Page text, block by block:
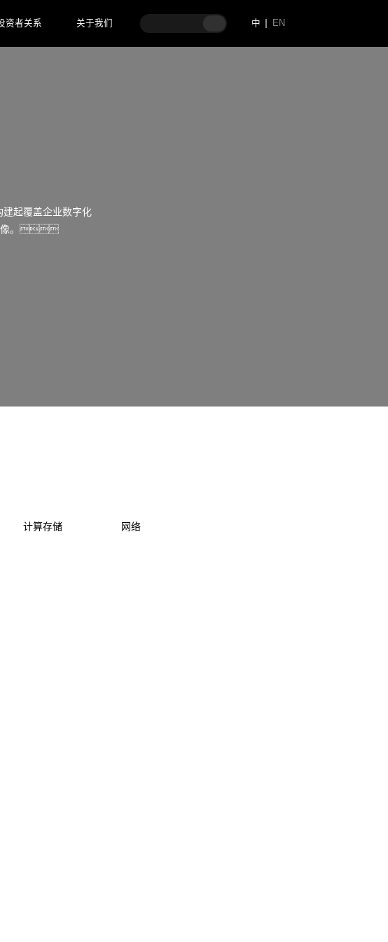
资者关系 关于我们 中 EN
起覆盖企业数字化
像。
计算存储 网络